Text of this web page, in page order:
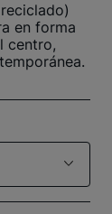
en forma
centro,